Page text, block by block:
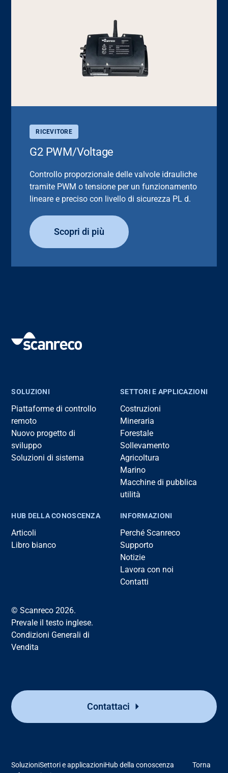
RICEVITORE
G2 PWM/Voltage
Controllo proporzionale delle valvole idrauliche
tramite PWM o tensione per un funzionamento
lineare e preciso con livello di sicurezza PL d.
Scopri di più
Contattaci
SOLUZIONI
Piattaforme di controllo
remoto
Nuovo progetto di
sviluppo
Soluzioni di sistema
SETTORI E APPLICAZIONI
Costruzioni
Mineraria
Forestale
Sollevamento
Agricoltura
Marino
Macchine di pubblica
utilità
HUB DELLA CONOSCENZA
Articoli
Libro bianco
INFORMAZIONI
Perché Scanreco
Supporto
Notizie
Lavora con noi
Contatti
© Scanreco 2026.
Prevale il testo inglese.
Condizioni Generali di
Vendita
SoluzioniSettori e applicazioniHub della conoscenza
Torna